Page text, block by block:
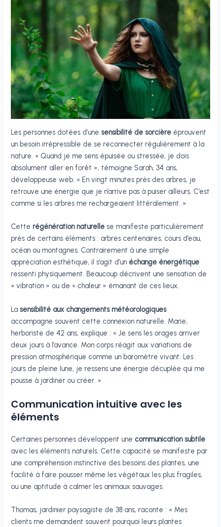
Les personnes dotées d’une sensibilité de sorcière éprouvent
un besoin irrépressible de se reconnecter régulièrement à la
nature. « Quand je me sens épuisée ou stressée, je dois
absolument aller en forêt », témoigne Sarah, 34 ans,
développeuse web. « En vingt minutes près des arbres, je
retrouve une énergie que je n’arrive pas à puiser ailleurs. C’est
comme si les arbres me rechargeaient littéralement. »
Cette régénération naturelle se manifeste particulièrement
près de certains éléments : arbres centenaires, cours d’eau,
océan ou montagnes. Contrairement à une simple
appréciation esthétique, il s’agit d’un échange énergétique
ressenti physiquement. Beaucoup décrivent une sensation de
« vibration » ou de « chaleur » émanant de ces lieux.
La sensibilité aux changements météorologiques
accompagne souvent cette connexion naturelle. Marie,
herboriste de 42 ans, explique : « Je sens les orages arriver
deux jours à l’avance. Mon corps réagit aux variations de
pression atmosphérique comme un baromètre vivant. Les
jours de pleine lune, je ressens une énergie décuplée qui me
pousse à jardiner ou créer. »
Communication intuitive avec les
éléments
Certaines personnes développent une communication subtile
avec les éléments naturels. Cette capacité se manifeste par
une compréhension instinctive des besoins des plantes, une
facilité à faire pousser même les végétaux les plus fragiles,
ou une aptitude à calmer les animaux sauvages.
Thomas, jardinier paysagiste de 38 ans, raconte : « Mes
clients me demandent souvent pourquoi leurs plantes